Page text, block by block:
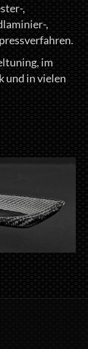
,
,
im
und in vielen